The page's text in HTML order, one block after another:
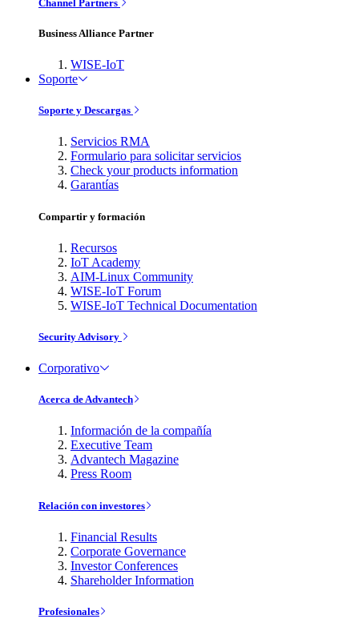
Channel Partners
Business Alliance Partner
WISE-IoT
Soporte
Soporte y Descargas
Servicios RMA
Formulario para solicitar servicios
Check your products information
Garantías
Compartir y formación
Recursos
IoT Academy
AIM-Linux Community
WISE-IoT Forum
WISE-IoT Technical Documentation
Security Advisory
Corporativo
Acerca de Advantech
Información de la compañía
Executive Team
Advantech Magazine
Press Room
Relación con investores
Financial Results
Corporate Governance
Investor Conferences
Shareholder Information
Profesionales